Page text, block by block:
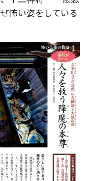
怖い姿をしている